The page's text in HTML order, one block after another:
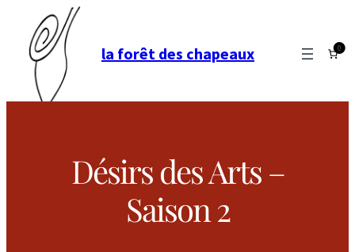
la forêt des chapeaux 0
Désirs des Arts –
Saison 2